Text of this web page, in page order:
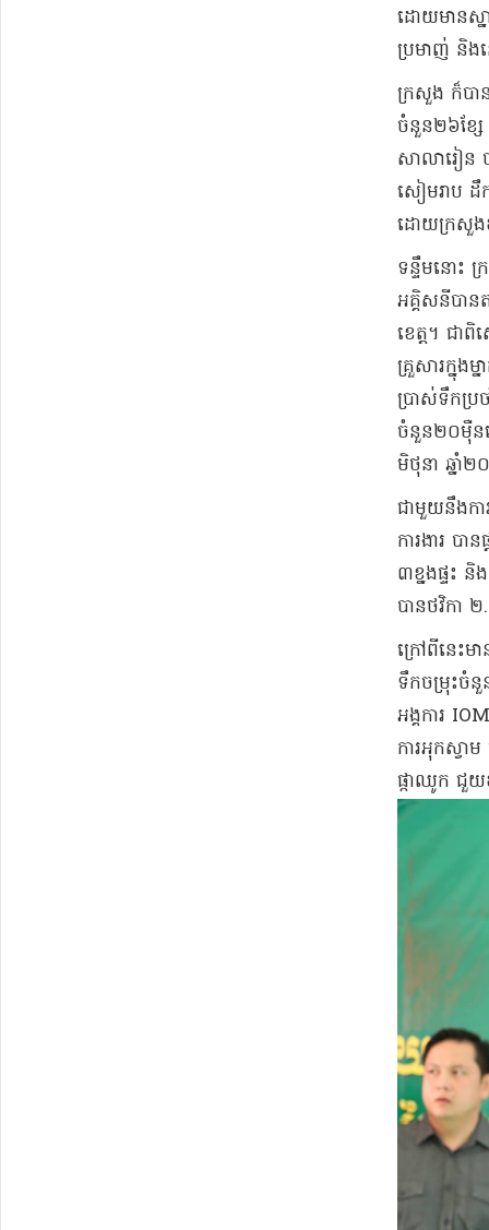
ដោយមានស្ន
ប្រមាញ់ និង
ក្រសួង ក៏បា
ចំនួន២៦ខ្ស
សាលារៀន
សៀមរាប ដឹ
ដោយក្រសួងឧ
ទន្ទឹមនោះ
អគ្គិសនីបាន
ខេត្ត។ ជា
គ្រួសារក្នុង
ប្រាស់ទឹក​ប្
ចំនួន២០ម៉ឺនរ
មិថុនា ឆ្នាំ
ជាមួយនឹងកា
ការងារ ប
៣ខ្នងផ្ទះ
បានថវិកា
ក្រៅពីនេះម
ទឹកចម្រុះចំនួ
អង្គការ
ការអុកស្វា
ផ្កាឈូក ជួ